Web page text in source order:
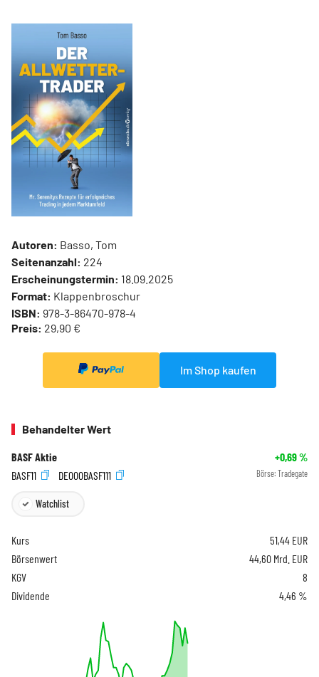
Autoren: Basso, Tom
Seitenanzahl: 224
Erscheinungstermin: 18.09.2025
Format: Klappenbroschur
ISBN: 978-3-86470-978-4
Preis: 29,90 €
Im Shop kaufen
Behandelter Wert
BASF Aktie +0,69%
BASF11
DE000BASF111 Börse: Tradegate
Watchlist
Kurs 51,44 EUR
Börsenwert
44,60 Mrd. EUR
KGV
8
Dividende
4,46 %